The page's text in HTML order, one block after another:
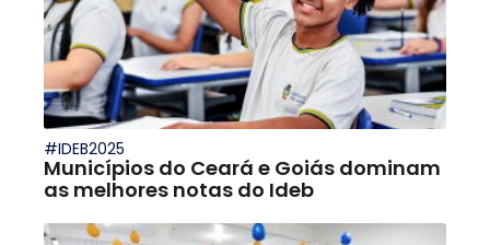
#IDEB2025
Municípios do Ceará e Goiás dominam
as melhores notas do Ideb